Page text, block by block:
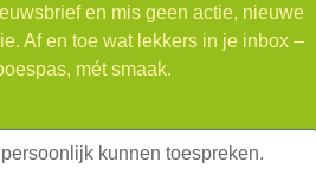
en mis geen actie, nieuwe
Af en toe wat lekkers in je inbox –
mét smaak.